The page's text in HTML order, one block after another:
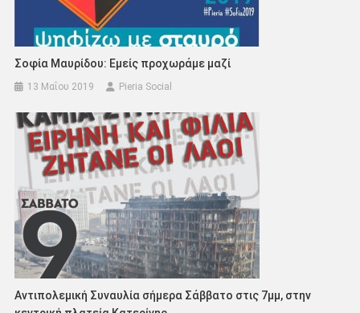
Σοφία Μαυρίδου: Εμείς προχωράμε μαζί
13 Μαΐου 2019 Pieria Social
Αντιπολεμική Συναυλία σήμερα Σάββατο στις 7μμ, στην